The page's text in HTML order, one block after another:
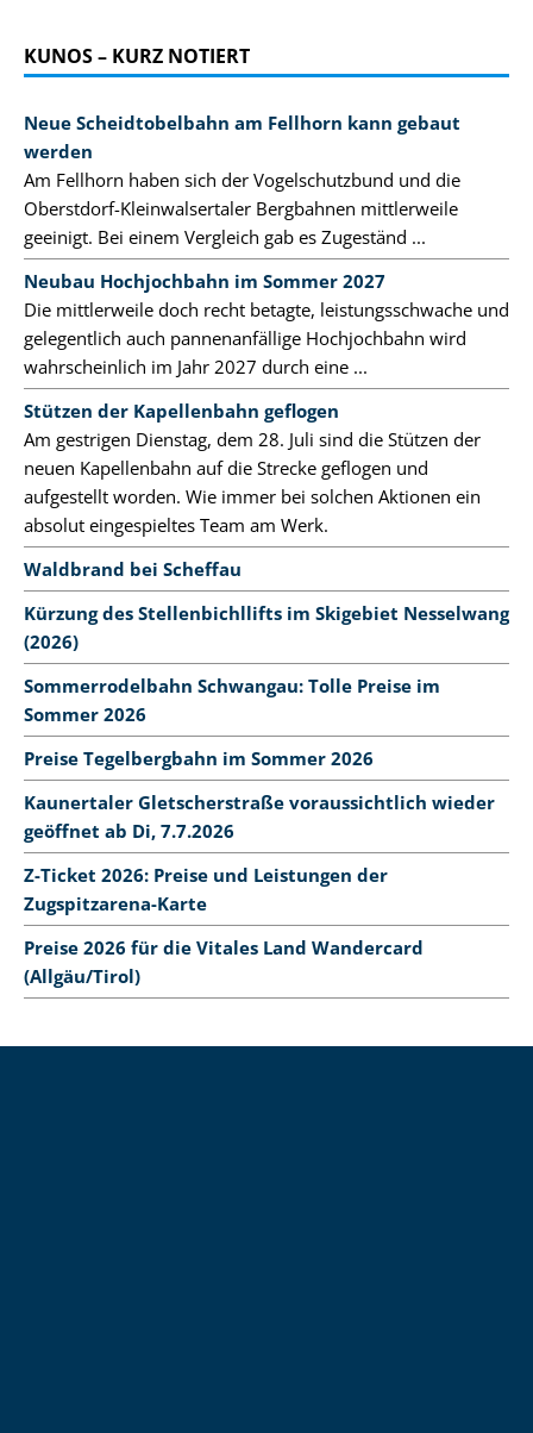
KUNOS – KURZ NOTIERT
Neue Scheidtobelbahn am Fellhorn kann gebaut
werden
Am Fellhorn haben sich der Vogelschutzbund und die
Oberstdorf-Kleinwalsertaler Bergbahnen mittlerweile
geeinigt. Bei einem Vergleich gab es Zugeständ ...
Neubau Hochjochbahn im Sommer 2027
Die mittlerweile doch recht betagte, leistungsschwache und
gelegentlich auch pannenanfällige Hochjochbahn wird
wahrscheinlich im Jahr 2027 durch eine ...
Stützen der Kapellenbahn geflogen
Am gestrigen Dienstag, dem 28. Juli sind die Stützen der
neuen Kapellenbahn auf die Strecke geflogen und
aufgestellt worden. Wie immer bei solchen Aktionen ein
absolut eingespieltes Team am Werk.
Waldbrand bei Scheffau
Kürzung des Stellenbichllifts im Skigebiet Nesselwang
(2026)
Sommerrodelbahn Schwangau: Tolle Preise im
Sommer 2026
Preise Tegelbergbahn im Sommer 2026
Kaunertaler Gletscherstraße voraussichtlich wieder
geöffnet ab Di, 7.7.2026
Z-Ticket 2026: Preise und Leistungen der
Zugspitzarena-Karte
Preise 2026 für die Vitales Land Wandercard
(Allgäu/Tirol)